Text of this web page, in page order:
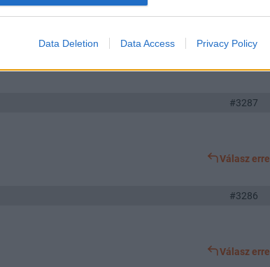
Data Deletion Data Access Privacy Policy
#3287
Válasz erre
#3286
Válasz erre